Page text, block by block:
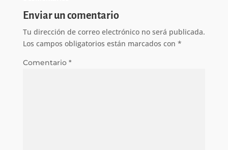
Enviar un comentario
Tu dirección de correo electrónico no será publicada.
Los campos obligatorios están marcados con *
Comentario *